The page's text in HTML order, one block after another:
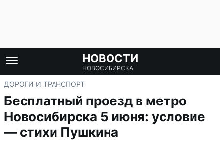
НОВОСТИ
НОВОСИБИРСКА
ДОРОГИ И ТРАНСПОРТ
Бесплатный проезд в метро
Новосибирска 5 июня: условие
— стихи Пушкина